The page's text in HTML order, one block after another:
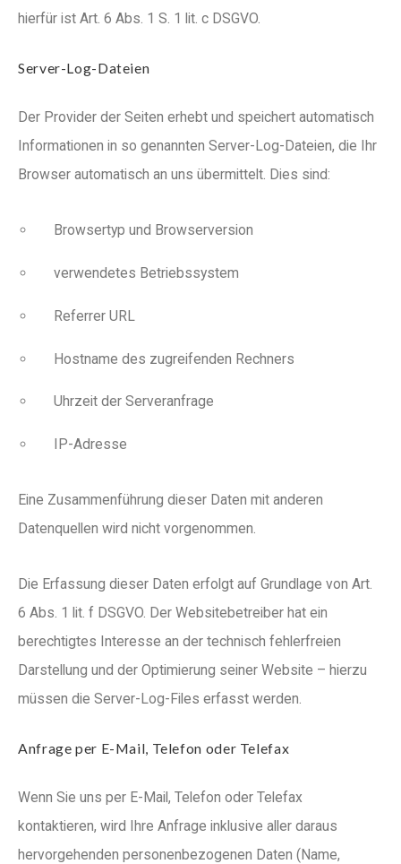
hierfür ist Art. 6 Abs. 1 S. 1 lit. c DSGVO.
Server-Log-Dateien
Der Provider der Seiten erhebt und speichert automatisch
Informationen in so genannten Server-Log-Dateien, die Ihr
Browser automatisch an uns übermittelt. Dies sind:
Browsertyp und Browserversion
verwendetes Betriebssystem
Referrer URL
Hostname des zugreifenden Rechners
Uhrzeit der Serveranfrage
IP-Adresse
Eine Zusammenführung dieser Daten mit anderen
Datenquellen wird nicht vorgenommen.
Die Erfassung dieser Daten erfolgt auf Grundlage von Art.
6 Abs. 1 lit. f DSGVO. Der Websitebetreiber hat ein
berechtigtes Interesse an der technisch fehlerfreien
Darstellung und der Optimierung seiner Website – hierzu
müssen die Server-Log-Files erfasst werden.
Anfrage per E-Mail, Telefon oder Telefax
Wenn Sie uns per E-Mail, Telefon oder Telefax
kontaktieren, wird Ihre Anfrage inklusive aller daraus
hervorgehenden personenbezogenen Daten (Name,